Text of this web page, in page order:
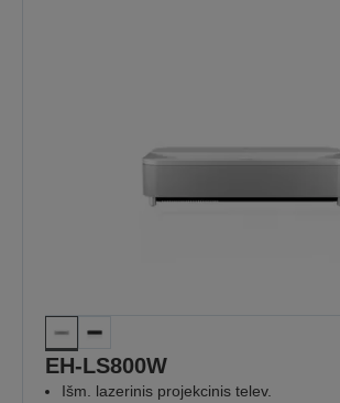
EH-LS800W
Išm. lazerinis projekcinis telev.